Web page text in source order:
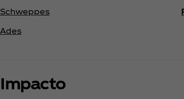
Schweppes
Ades
Impacto